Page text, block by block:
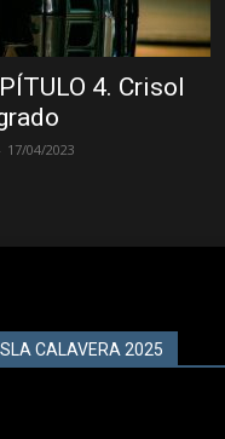
4. Crisol
17/04/2023
CALAVERA 2025